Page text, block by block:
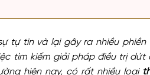
tự tin và lại gây ra nhiều
tìm kiếm giải pháp điều trị dứt
hiện nay, có rất nhiều loại